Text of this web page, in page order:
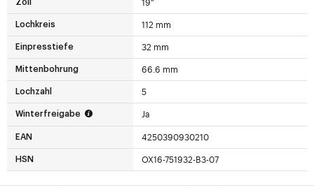
Zoll 19"
Lochkreis 112 mm
Einpresstiefe 32 mm
Mittenbohrung 66.6 mm
Lochzahl 5
Winterfreigabe Ja
EAN 4250390930210
HSN OX16-751932-B3-07